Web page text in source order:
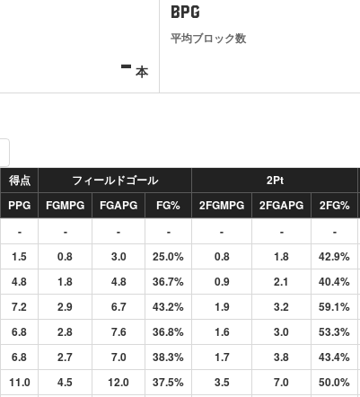
- 本
BPG
平均ブロック数
得点 フィールドゴール 2Pt
PPG FGMPG FGAPG FG% 2FGMPG 2FGAPG 2FG%
- - - - - - -
1.5 0.8 3.0 25.0% 0.8 1.8 42.9%
4.8 1.8 4.8 36.7% 0.9 2.1 40.4%
7.2 2.9 6.7 43.2% 1.9 3.2 59.1%
6.8 2.8 7.6 36.8% 1.6 3.0 53.3%
6.8 2.7 7.0 38.3% 1.7 3.8 43.4%
11.0 4.5 12.0 37.5% 3.5 7.0 50.0%